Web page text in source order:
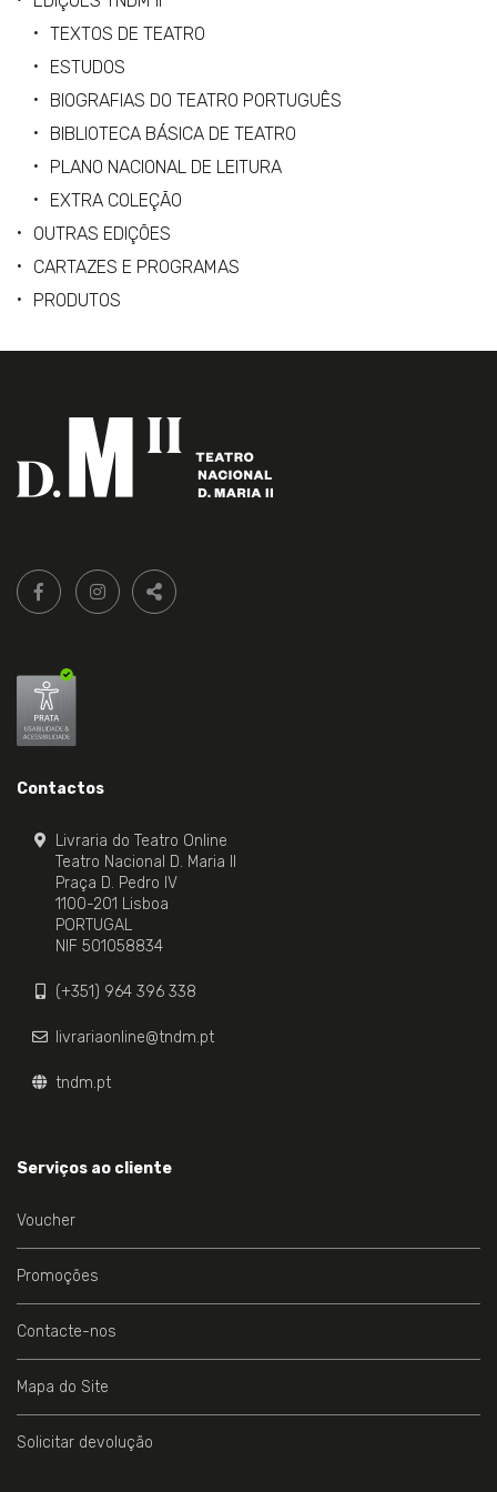
TEXTOS DE TEATRO
ESTUDOS
BIOGRAFIAS DO TEATRO PORTUGUÊS
BIBLIOTECA BÁSICA DE TEATRO
PLANO NACIONAL DE LEITURA
EXTRA COLEÇÃO
OUTRAS EDIÇÕES
CARTAZES E PROGRAMAS
PRODUTOS
Siga-
nos:
FACEBOOK LIVRARIA DO TEATRO ONLINE.
INSTAGRAM LIVRARIA DO TEATRO ONLINE.
PARTILHAR
Contactos
Livraria do Teatro Online
Teatro Nacional D. Maria II
Praça D. Pedro IV
1100-201 Lisboa
PORTUGAL
NIF 501058834
(+351) 964 396 338
livrariaonline@tndm.pt
tndm.pt
Serviços ao cliente
Voucher
Promoções
Contacte-nos
Mapa do Site
Solicitar devolução